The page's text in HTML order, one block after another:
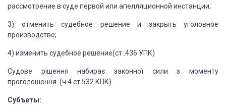
рассмотрение в суде первой или апелляционной инстанции;
3) отменить судебное решение и закрыть уголовное
производство;
4) изменить судебное решение(ст..436 УПК)
Судове рішення набирає законної сили з моменту
проголошення (ч.4 ст.532 КПК).
Субъеты: